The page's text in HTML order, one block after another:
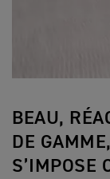
BEAU,
DE
S’IMPOSE